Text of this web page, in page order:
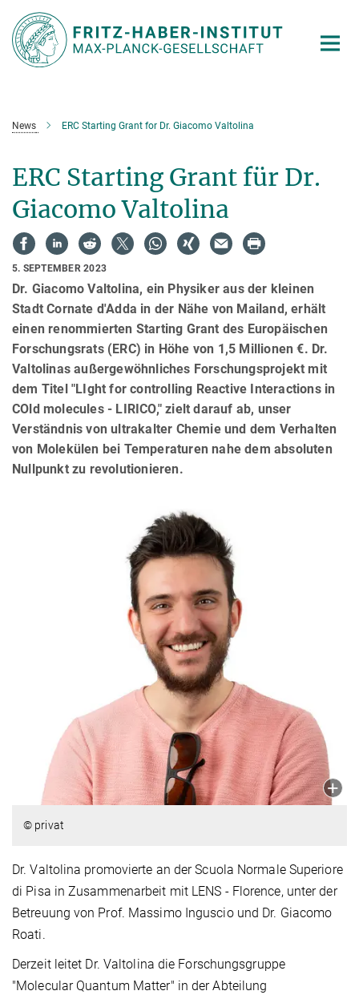
Hauptinhalt
News ERC Starting Grant for Dr. Giacomo Valtolina
ERC Starting Grant für Dr.
Giacomo Valtolina
5. SEPTEMBER 2023
Dr. Giacomo Valtolina, ein Physiker aus der kleinen
Stadt Cornate d'Adda in der Nähe von Mailand, erhält
einen renommierten Starting Grant des Europäischen
Forschungsrats (ERC) in Höhe von 1,5 Millionen €. Dr.
Valtolinas außergewöhnliches Forschungsprojekt mit
dem Titel "LIght for controlling Reactive Interactions in
COld molecules - LIRICO," zielt darauf ab, unser
Verständnis von ultrakalter Chemie und dem Verhalten
von Molekülen bei Temperaturen nahe dem absoluten
Nullpunkt zu revolutionieren.
© privat
Dr. Valtolina promovierte an der Scuola Normale Superiore
di Pisa in Zusammenarbeit mit LENS - Florence, unter der
Betreuung von Prof. Massimo Inguscio und Dr. Giacomo
Roati.
Derzeit leitet Dr. Valtolina die Forschungsgruppe
"Molecular Quantum Matter" in der Abteilung